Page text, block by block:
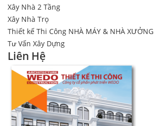
Xây Nhà 2 Tầng
Xây Nhà Trọ
Thiết kế Thi Công NHÀ MÁY & NHÀ XƯỞNG
Tư Vấn Xây Dựng
Liên Hệ